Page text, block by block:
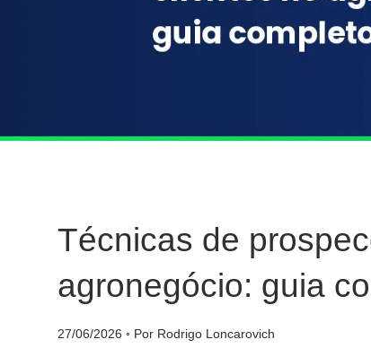
Técnicas de
agronegócio: guia
27/06/2026 ◦ Por Rodrigo Loncarovich